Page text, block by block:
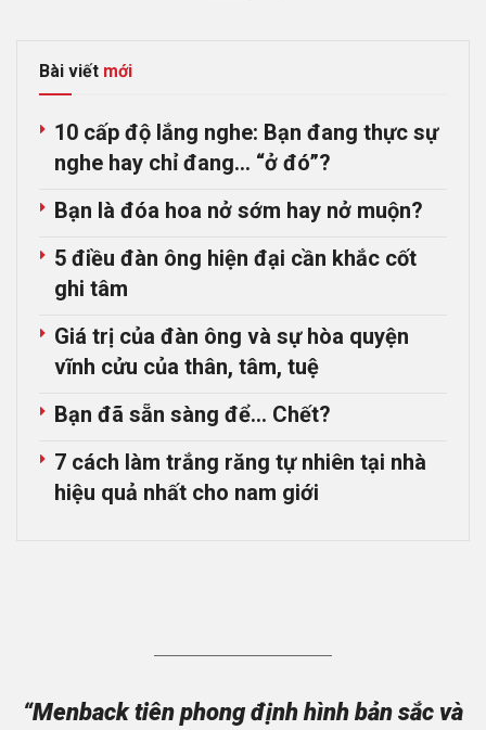
Bài viết mới
10 cấp độ lắng nghe: Bạn đang thực sự
nghe hay chỉ đang… “ở đó”?
Bạn là đóa hoa nở sớm hay nở muộn?
5 điều đàn ông hiện đại cần khắc cốt
ghi tâm
Giá trị của đàn ông và sự hòa quyện
vĩnh cửu của thân, tâm, tuệ
Bạn đã sẵn sàng để… Chết?
7 cách làm trắng răng tự nhiên tại nhà
hiệu quả nhất cho nam giới
“Menback tiên phong định hình bản sắc và